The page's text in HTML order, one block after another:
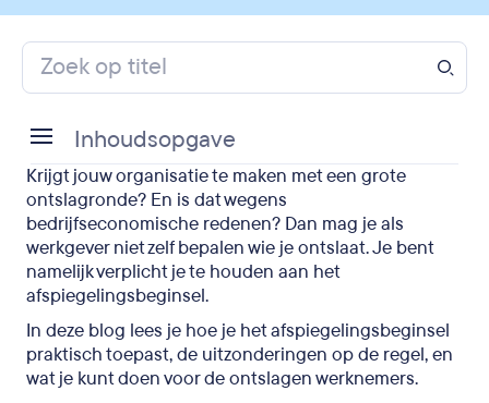
Krijgt jouw organisatie te maken met een grote
ontslagronde? En is dat wegens
bedrijfseconomische redenen? Dan mag je als
werkgever niet zelf bepalen wie je ontslaat. Je bent
namelijk verplicht je te houden aan het
afspiegelingsbeginsel.
In deze blog lees je hoe je het afspiegelingsbeginsel
praktisch toepast, de uitzonderingen op de regel, en
wat je kunt doen voor de ontslagen werknemers.
Inhoudsopgave
Wat is het afspiegelingsbeginsel?
Hoe werkt het afspiegelingsbeginsel?
Praktisch: hoe ga je te werk?
Uitzonderingen afspiegelingsbeginsel
Wat als je het afspiegelingsbeginsel niet (of niet
juist) toepast?